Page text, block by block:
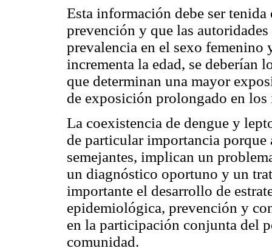
Esta información debe ser tenida
prevención y que las
prevalencia en el sexo
incrementa la edad, se
que determinan una mayor
de exposición prolongado en
La coexistencia de dengue y
de particular importancia porque
semejantes, implican un
un diagnóstico oportuno y un
importante el desarrollo de
epidemiológica, prevención y
en la participación conjunta del
comunidad.